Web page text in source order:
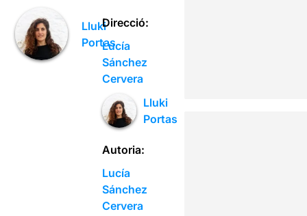
Lluki
Portas
Direcció:
Lucía
Sánchez
Cervera
Lluki
Portas
Autoria:
Lucía
Sánchez
Cervera